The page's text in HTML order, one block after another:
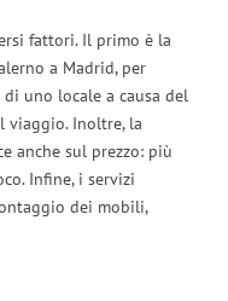
fattori. Il primo è la
a Madrid, per
uno locale a causa del
viaggio. Inoltre, la
anche sul prezzo: più
Infine, i servizi
dei mobili,